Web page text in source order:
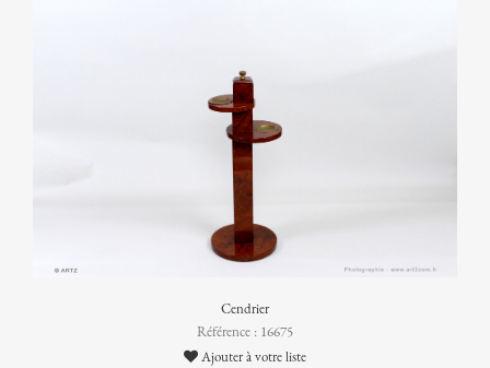
Cendrier
Référence : 16675
Ajouter à votre liste